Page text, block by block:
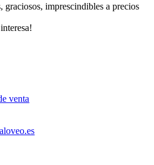
graciosos, imprescindibles a precios
venta